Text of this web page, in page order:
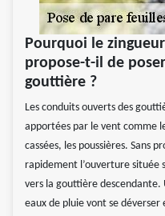
Pourquoi le
propose-t-il de
gouttière ?
Les conduits ouverts des
apportées par le vent comme
cassées, les poussières. Sans
rapidement l’ouverture
vers la gouttière
eaux de pluie vont se